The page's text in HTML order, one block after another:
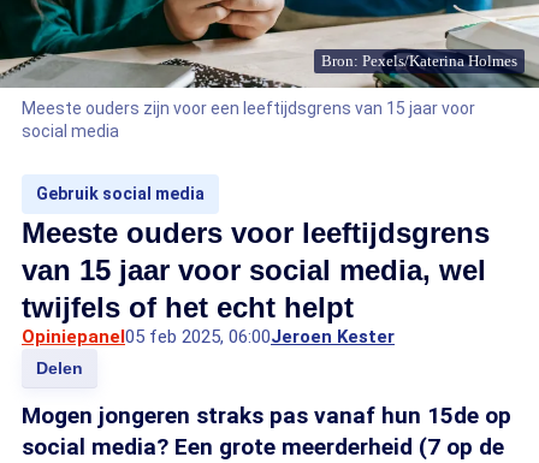
Bron: Pexels/Katerina Holmes
Meeste ouders zijn voor een leeftijdsgrens van 15 jaar voor
social media
Gebruik social media
Meeste ouders voor leeftijdsgrens
van 15 jaar voor social media, wel
twijfels of het echt helpt
Opiniepanel05 feb 2025, 06:00Jeroen Kester
Delen
Mogen jongeren straks pas vanaf hun 15de op
social media? Een grote meerderheid (7 op de